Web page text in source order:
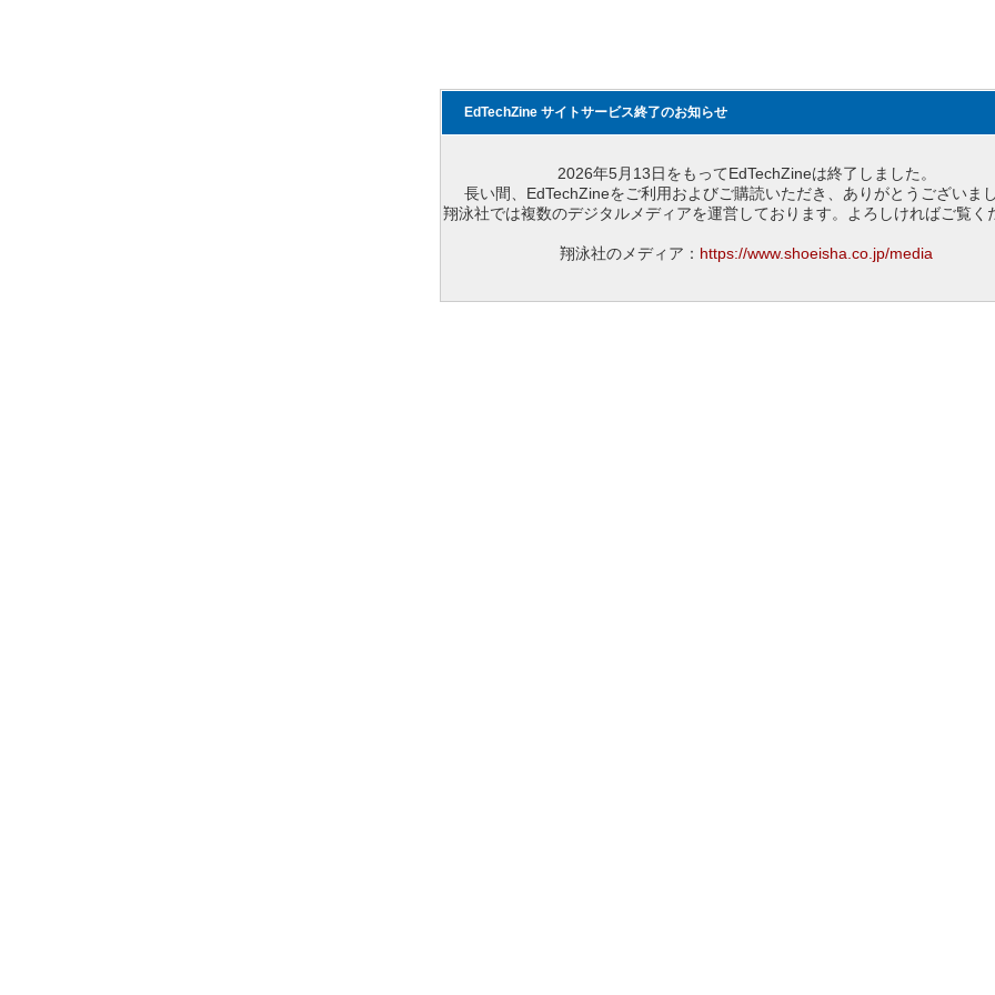
EdTechZine サイトサービス終了のお知らせ
2026年5月13日をもってEdTechZineは終了しました。
長い間、EdTechZineをご利用およびご購読いただき、ありがとうございまし
翔泳社では複数のデジタルメディアを運営しております。よろしければご覧く
翔泳社のメディア： https://www.shoeisha.co.jp/media